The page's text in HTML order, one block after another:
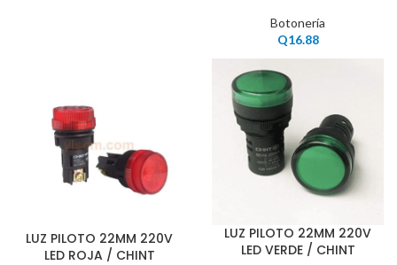
Botonería
Q16.88
LUZ PILOTO 22MM 220V
LED ROJA / CHINT
LUZ PILOTO 22MM 220V
LED VERDE / CHINT